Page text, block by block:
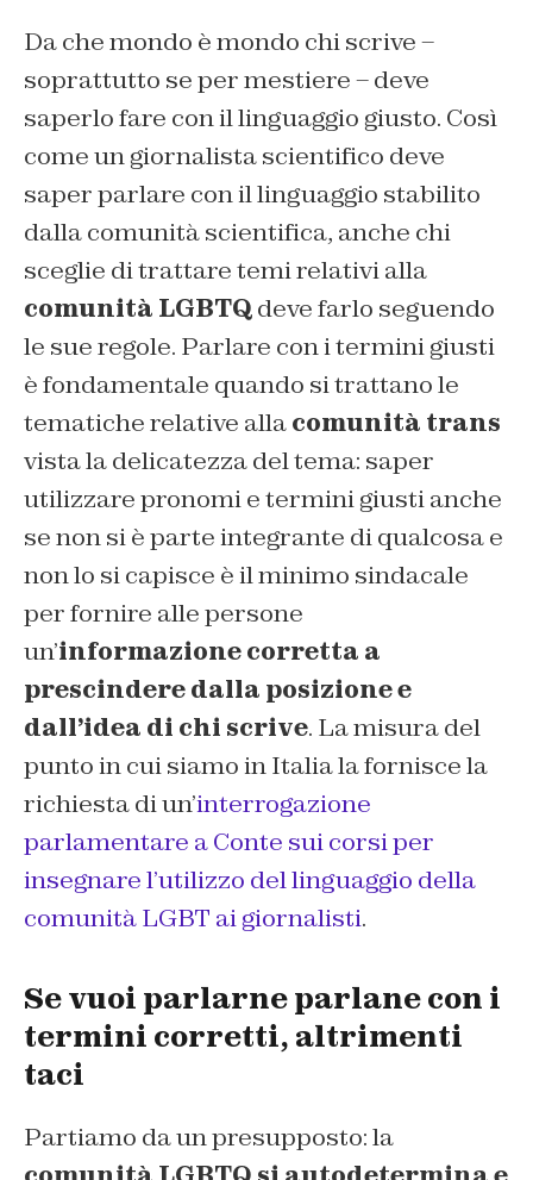
Da che mondo è mondo chi scrive –
soprattutto se per mestiere – deve
saperlo fare con il linguaggio giusto. Così
come un giornalista scientifico deve
saper parlare con il linguaggio stabilito
dalla comunità scientifica, anche chi
sceglie di trattare temi relativi alla
comunità LGBTQdeve farlo seguendo
le sue regole. Parlare con i termini giusti
è fondamentale quando si trattano le
tematiche relative allacomunità trans
vista la delicatezza del tema: saper
utilizzare pronomi e termini giusti anche
se non si è parte integrante di qualcosa e
non lo si capisce è il minimo sindacale
per fornire alle persone
un’informazione corretta a
prescindere dalla posizione e
dall’idea di chi scrive. La misura del
punto in cui siamo in Italia la fornisce la
richiesta di un’interrogazione
parlamentare a Conte sui corsi per
insegnare l’utilizzo del linguaggio della
comunità LGBT ai giornalisti.
Se vuoi parlarne parlane con i
termini corretti, altrimenti
taci
Partiamo da un presupposto: la